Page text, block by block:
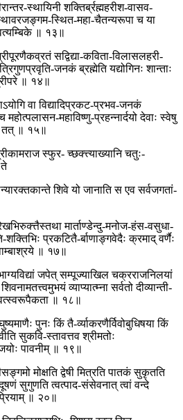
स्थायिनी शक्तिर्ब्रह्महरीश-वासव-
स्थित-महा-चैतन्यरूपा च या
॥ १३॥
सद्विद्या-कविता-विलासलहरी-
जनकं ब्रह्मेति यद्योगिनः शान्ताः
॥ १४॥
वा विद्यादिप्रकट-प्रभव-जनकं
महोत्पलासन-महाविष्णु-प्रहन्नार्दयो देवाः स्वेषु
तत् ॥ १५॥
स्फुर- च्छक्त्त्याख्यानि चतुः-
शिवे यो जानाति स एव सर्वजगतां-
मार्ताण्डेन्दु-मनोज-हंस-वसुधा-
शक्तिभिः प्रकटितै-र्बाणाङ्गवेदैः क्रमाद् वर्णैः
॥ १७॥
जपेत् सम्पूज्याखिल चक्रराजनिलयां
व्याप्यात्म्ना सर्वतो दीव्यान्ती-
॥ १८॥
पुनः किं तै-र्व्याकरणैर्विवोबुधिषया किं
सुकवि-स्तावत्तव श्रीमतोः
पावनीम् ॥ १९॥
मोक्षति द्वेषी मित्रति पातकं सुकृतति
दूषणं सुगुणति त्वत्पाद-संसेवनात् त्वां वन्दे
॥ २०॥